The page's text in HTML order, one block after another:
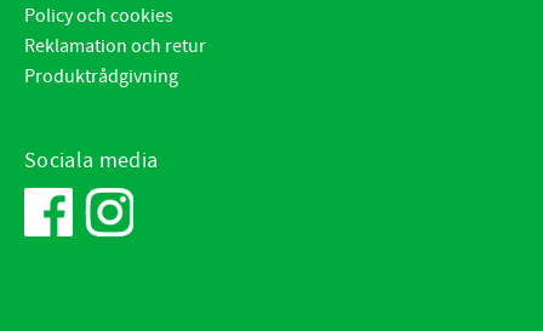
Policy och cookies
Reklamation och retur
Produktrådgivning
Sociala media